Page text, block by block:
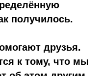
получилось.
друзья.
к тому, что мы